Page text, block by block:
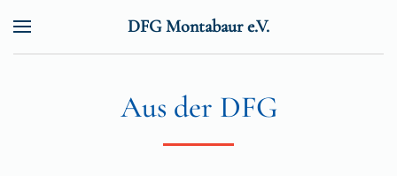
DFG Montabaur e.V.
Aus der DFG